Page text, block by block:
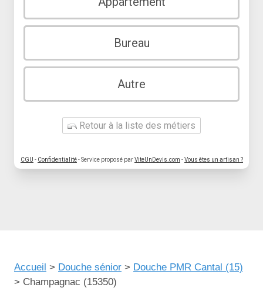
Bureau
Autre
Retour à la liste des métiers
CGU - Confidentialité- Service proposé parViteUnDevis.com -Vous êtes un artisan ?
Accueil > Douche sénior > Douche PMR Cantal (15)
> Champagnac (15350)